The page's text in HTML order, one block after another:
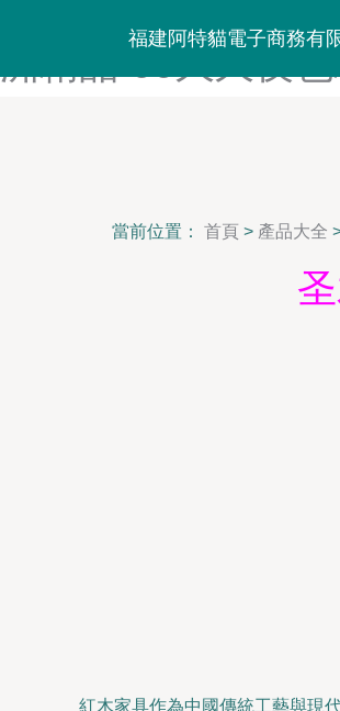
99久久视频精品-
福建阿特貓電子商務有
當前位置： 首頁 > 產品大全
紅木家具作為中國傳統工藝與現